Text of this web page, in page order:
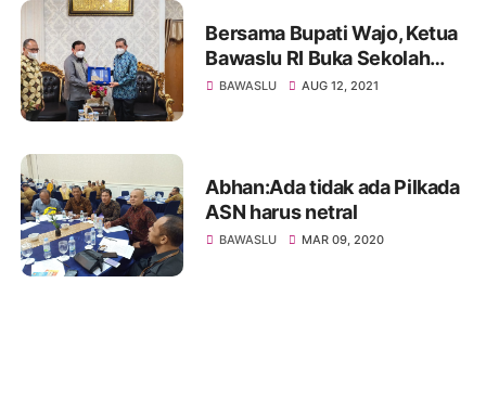
Bersama Bupati Wajo, Ketua
Bawaslu RI Buka Sekolah
Kader Pengawas Partisipatif
BAWASLU AUG 12, 2021
Abhan:Ada tidak ada Pilkada
ASN harus netral
BAWASLU MAR 09, 2020